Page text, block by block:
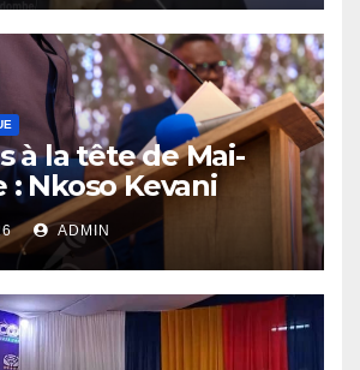
à la tête de Mai-
: Nkoso Kevani
bilan et fait de la
priorité
ADMIN